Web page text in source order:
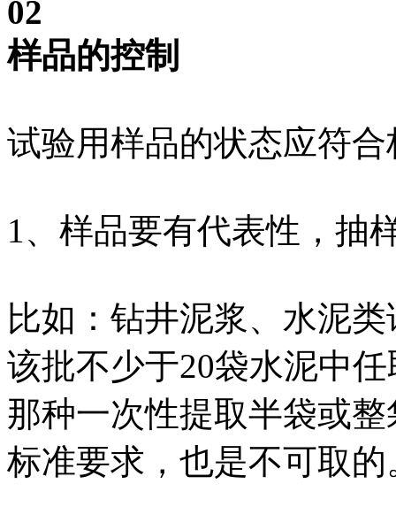
02
样品的控制
试验用样品的状态应符
1、样品要有代表性，抽
比如：钻井泥浆、水泥
该批不少于20袋水泥中
那种一次性提取半袋或
标准要求，也是不可取的